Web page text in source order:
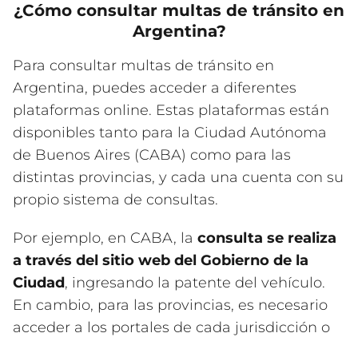
¿Cómo consultar multas de tránsito en
Argentina?
Para consultar multas de tránsito en
Argentina, puedes acceder a diferentes
plataformas online. Estas plataformas están
disponibles tanto para la Ciudad Autónoma
de Buenos Aires (CABA) como para las
distintas provincias, y cada una cuenta con su
propio sistema de consultas.
Por ejemplo, en CABA, la consulta se realiza
a través del sitio web del Gobierno de la
Ciudad, ingresando la patente del vehículo.
En cambio, para las provincias, es necesario
acceder a los portales de cada jurisdicción o